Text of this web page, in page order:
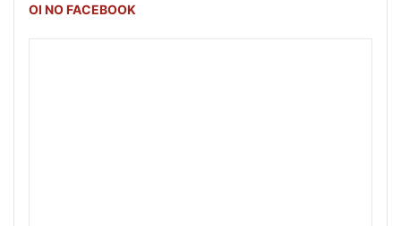
OI NO FACEBOOK